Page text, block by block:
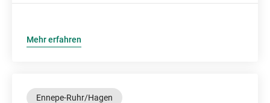
Mehr erfahren
Ennepe-Ruhr/Hagen